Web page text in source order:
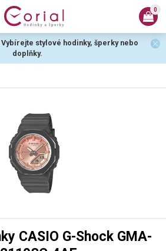
Vybírejte stylové hodinky, šperky nebo
doplňky.
0
CASIO G-Shock GMA-